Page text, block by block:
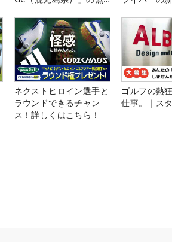
ネクストヒロイン選手と
ラウンドできるチャン
ス！詳しくはこちら！
ゴルフの熱
仕事。｜ス